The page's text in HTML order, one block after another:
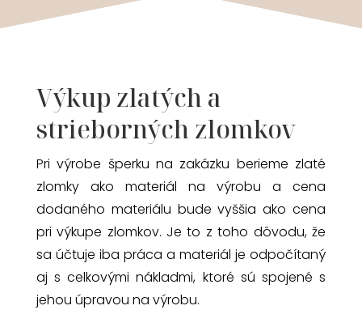
Výkup zlatých a
strieborných zlomkov
Pri výrobe šperku na zakázku berieme zlaté
zlomky ako materiál na výrobu a cena
dodaného materiálu bude vyššia ako cena
pri výkupe zlomkov. Je to z toho dôvodu, že
sa účtuje iba práca a materiál je odpočítaný
aj s celkovými nákladmi, ktoré sú spojené s
jehou úpravou na výrobu.